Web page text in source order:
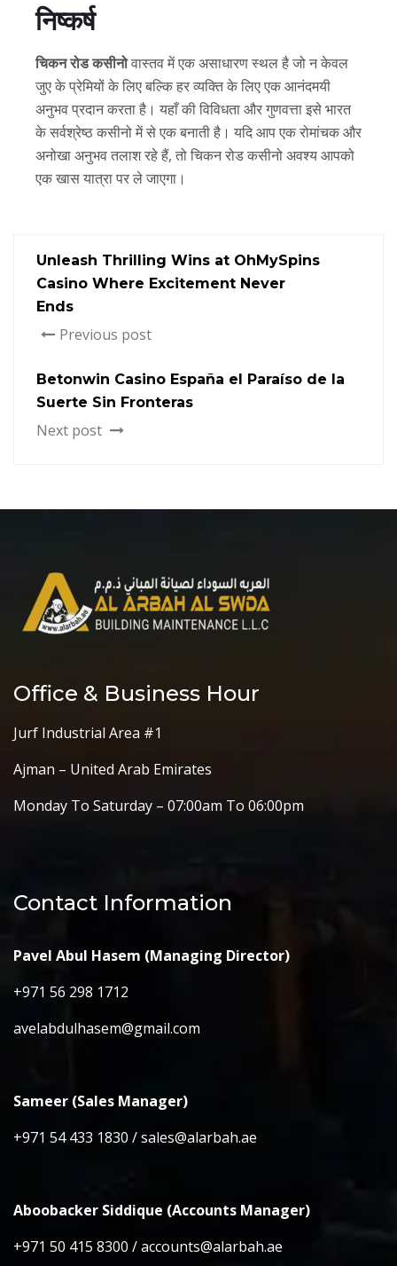
निष्कर्ष
चिकन रोड कसीनोवास्तव में एक असाधारण स्थल है जो न केवल
जुए के प्रेमियों के लिए बल्कि हर व्यक्ति के लिए एक आनंदमयी
अनुभव प्रदान करता है। यहाँ की विविधता और गुणवत्ता इसे भारत
के सर्वश्रेष्ठ कसीनो में से एक बनाती है। यदि आप एक रोमांचक और
अनोखा अनुभव तलाश रहे हैं, तो चिकन रोड कसीनो अवश्य आपको
एक खास यात्रा पर ले जाएगा।
Unleash Thrilling Wins at OhMySpins
Casino Where Excitement Never
Ends
Previous post
Betonwin Casino España el Paraíso de la
Suerte Sin Fronteras
Next post
Office & Business Hour
Jurf Industrial Area #1
Ajman – United Arab Emirates
Monday To Saturday – 07:00am To 06:00pm
Contact Information
Pavel Abul Hasem (Managing Director)
+971 56 298 1712
avelabdulhasem@gmail.com
Sameer (Sales Manager)
+971 54 433 1830 / sales@alarbah.ae
Aboobacker Siddique (Accounts Manager)
+971 50 415 8300 / accounts@alarbah.ae